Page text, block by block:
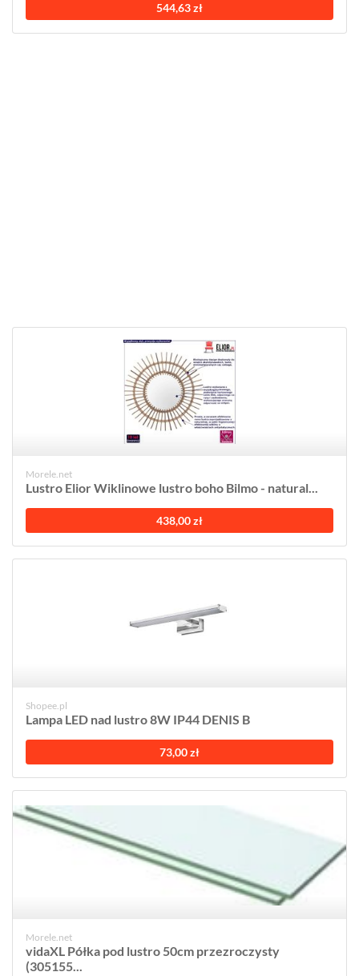
544,63 zł
Morele.net
Lustro Elior Wiklinowe lustro boho Bilmo - natural...
438,00 zł
Shopee.pl
Lampa LED nad lustro 8W IP44 DENIS B
73,00 zł
Morele.net
vidaXL Półka pod lustro 50cm przezroczysty
(305155...